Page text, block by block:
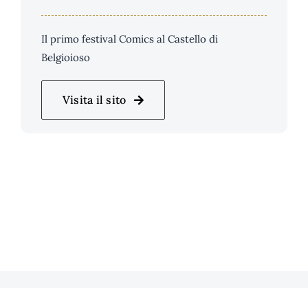
Il primo festival Comics al Castello di
Belgioioso
Visita il sito